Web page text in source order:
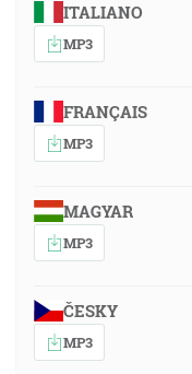
ITALIANO
MP3
FRANÇAIS
MP3
MAGYAR
MP3
ČESKY
MP3